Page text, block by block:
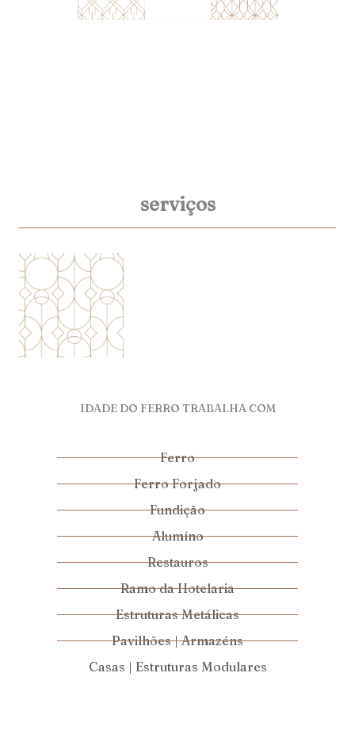
serviços
IDADE DO FERRO TRABALHA COM
Ferro
Ferro Forjado
Fundição
Alumíno
Restauros
Ramo da Hotelaria
Estruturas Metálicas
Pavilhões | Armazéns
Casas | Estruturas Modulares